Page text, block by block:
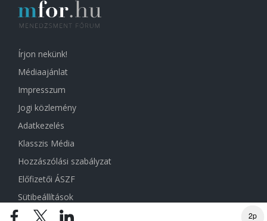
2p
Írjon nekünk!
Médiaajánlat
Impresszum
Jogi közlemény
Adatkezelés
Klasszis Média
Hozzászólási szabályzat
Előfizetői ÁSZF
Sütibeállítások